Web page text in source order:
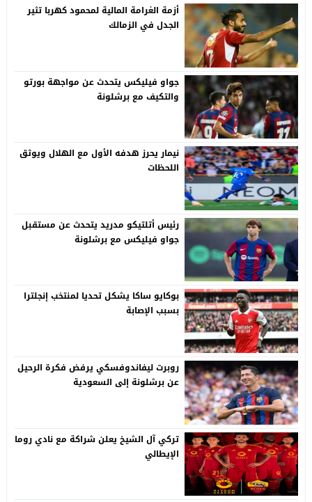
أزمة الغرامة المالية لمحمود كهربا تثير
الجدل في الزمالك
جواو فيليكس يتحدث عن مواجهة بورتو
والتكيف مع برشلونة
نيمار يحرز هدفه الأول مع الهلال ويوثق
اللحظات
رئيس أتلتيكو مدريد يتحدث عن مستقبل
جواو فيليكس مع برشلونة
بوكايو ساكا يشكل تحديا لمنتخب إنجلترا
بسبب الإصابة
روبرت ليفاندوفسكي يرفض فكرة الرحيل
عن برشلونة إلى السعودية
تركي آل الشيخ يعلن شراكة مع نادي روما
الإيطالي